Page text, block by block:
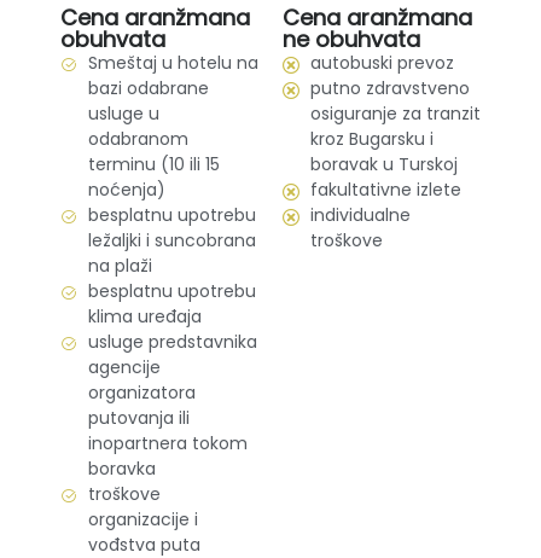
Cena aranžmana
obuhvata
Smeštaj u hotelu na
bazi odabrane
usluge u
odabranom
terminu (10 ili 15
noćenja)
besplatnu upotrebu
ležaljki i suncobrana
na plaži
besplatnu upotrebu
klima uređaja
usluge predstavnika
agencije
organizatora
putovanja ili
inopartnera tokom
boravka
troškove
organizacije i
vođstva puta
Cena aranžmana
ne obuhvata
autobuski prevoz
putno zdravstveno
osiguranje za tranzit
kroz Bugarsku i
boravak u Turskoj
fakultativne izlete
individualne
troškove